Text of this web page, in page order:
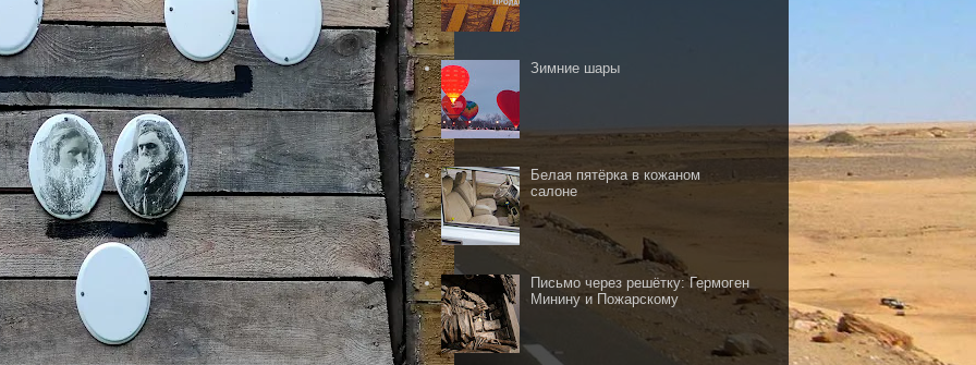
Зимние шары
Белая пятёрка в кожаном
салоне
Письмо через решётку: Гермоген
Минину и Пожарскому